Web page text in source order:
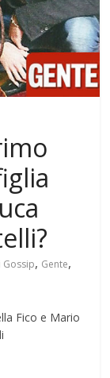
Gossip, Gente,
Fico e Mario